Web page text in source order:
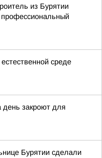
из Бурятии
среде
день закроют для
Бурятии сделали